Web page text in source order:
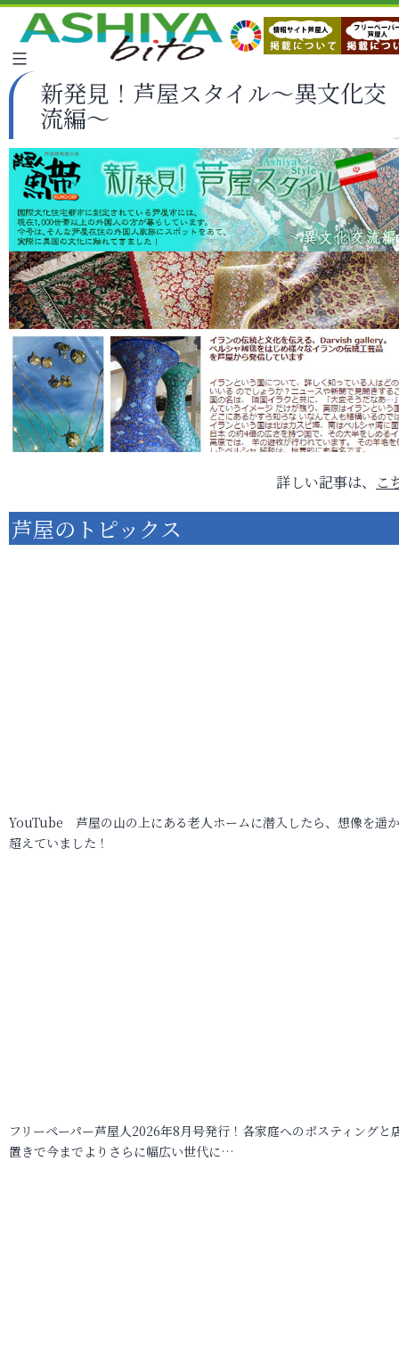
新発見！芦屋スタイル～異文化交
流編～
詳しい記事は、 こ
芦屋のトピックス
YouTube 芦屋の山の上にある老人ホームに潜入したら、想像を遥
超えていました！
フリーペーパー芦屋人2026年8月号発行！各家庭へのポスティングと
置きで今までよりさらに幅広い世代に…